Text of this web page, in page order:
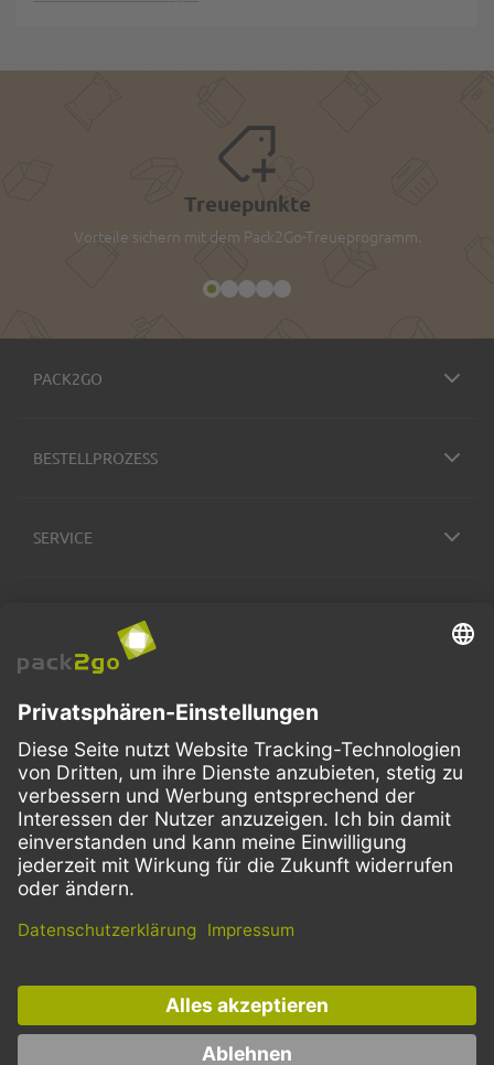
Treuepunkte
Vorteile sichern mit dem Pack2Go-Treueprogramm.
PACK2GO
BESTELLPROZESS
SERVICE
VERSANDARTEN
FacebookInstagramLinkedIn